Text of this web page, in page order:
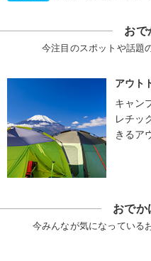
おで
今注目のスポットや話題
アウト
キャン
レチッ
きるア
おでか
今みんなが気になっている